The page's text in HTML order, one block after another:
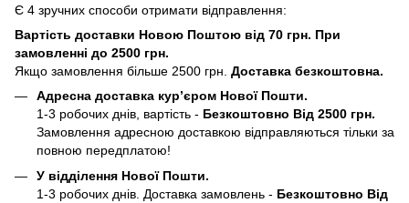
Є 4 зручних способи отримати відправлення:
Вартість доставки Новою Поштою від 70 грн. При
замовленні до 2500 грн.
Якщо замовлення більше 2500 грн. Доставка безкоштовна.
Адресна доставка кур’єром Нової Пошти.
1-3 робочих днів, вартість - Безкоштовно Від 2500 грн.
Замовлення адресною доставкою відправляються тільки за
повною передплатою!
У відділення Нової Пошти.
1-3 робочих днів. Доставка замовлень - Безкоштовно Від